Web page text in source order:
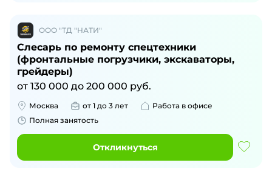
ООО "ТД "НАТИ"
Слесарь по ремонту спецтехники
(фронтальные погрузчики, экскаваторы,
грейдеры)
от 130 000 до 200 000 руб.
Москва от 1 до 3 лет
Работа в офисе
Полная занятость
Откликнуться